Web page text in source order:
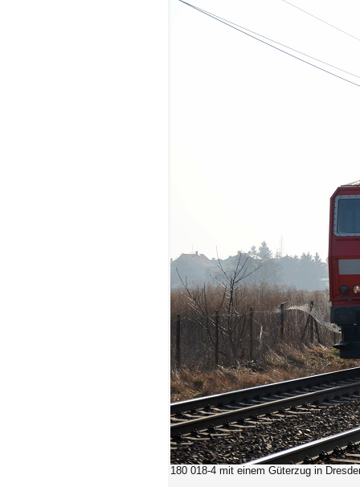
180 018-4 mit einem Güterzug in